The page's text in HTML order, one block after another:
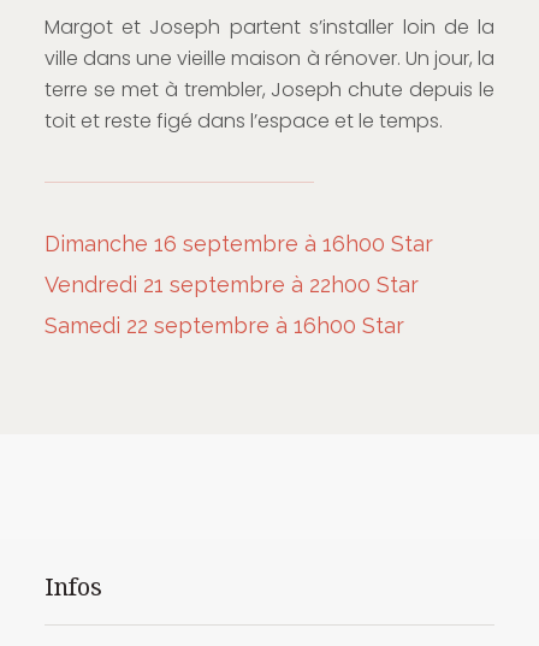
Margot et Joseph partent s’installer loin de la
ville dans une vieille maison à rénover. Un jour, la
terre se met à trembler, Joseph chute depuis le
toit et reste figé dans l’espace et le temps.
Dimanche 16 septembre à 16h00 Star
Vendredi 21 septembre à 22h00 Star
Samedi 22 septembre à 16h00 Star
Infos